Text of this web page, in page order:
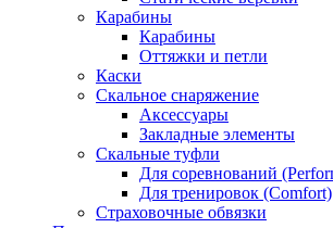
Карабины
Карабины
Оттяжки и петли
Каски
Скальное снаряжение
Аксессуары
Закладные элементы
Скальные туфли
Для соревнований
Для тренировок (Comfort)
Страховочные обвязки